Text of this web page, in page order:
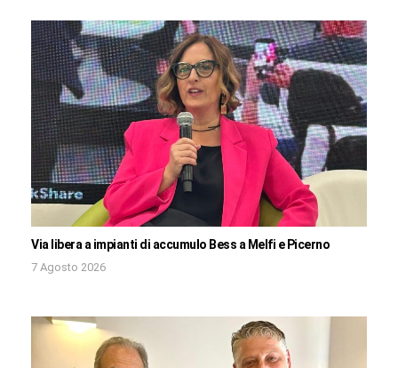
Via libera a impianti di accumulo Bess a Melfi e Picerno
7 Agosto 2026